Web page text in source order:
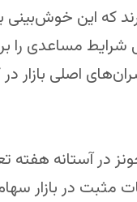
که این
مساعدی را
اصلی بازار
در آستانه
مثبت در بازار